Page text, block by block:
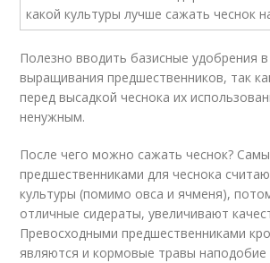
Полезно вводить базисные удобрения
выращивания предшественников, так
перед высадкой чеснока их
ненужным.
После чего можно сажать чеснок?
предшественниками для чеснока
культуры (помимо овса и ячменя),
отличные сидераты, увеличивают
Превосходными предшественниками
являются и кормовые травы наподобие